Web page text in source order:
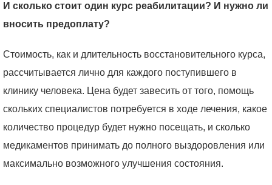
И сколько стоит один курс реабилитации? И нужно ли
вносить предоплату?
Стоимость, как и длительность восстановительного курса,
рассчитывается лично для каждого поступившего в
клинику человека. Цена будет завесить от того, помощь
скольких специалистов потребуется в ходе лечения, какое
количество процедур будет нужно посещать, и сколько
медикаментов принимать до полного выздоровления или
максимально возможного улучшения состояния.